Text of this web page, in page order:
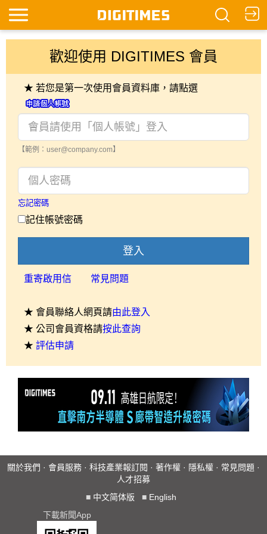
歡迎使用 DIGITIMES 會員
★ 若您是第一次使用會員資料庫，請點選
【範例：user@company.com】
忘記密碼
記住帳號密碼
登入
重寄啟用信 常見問題
★ 會員聯絡人網頁請由此登入
★ 公司會員資格請按此查詢
★ 評估申請
關於我們 · 會員服務 · 科技產業報訂閱 · 著作權 · 隱私權 · 常見問題 ·
人才招募
■ 中文简体版 ■ English
下載新聞App